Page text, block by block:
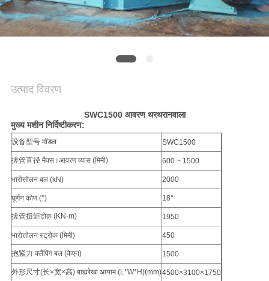
साइटमैप
उत्पाद विवरण
SWC1500 आवरण थरथरानवाला
मुख्य मशीन निर्दिष्टीकरण:
设备型号 मॉडल SWC1500
搓管直径 मैक्स।आवरण व्यास (मिमी) 600 ~ 1500
भारोत्तोलन बल (kN) 2000
घूर्णन कोण (°) 18°
搓管扭矩टोक़ (KN·m) 1950
भारोत्तोलन स्ट्रोक (मिमी) 450
抱紧力 क्लैंपिंग बल (केएन) 1500
外形尺寸(长×宽×高) बाह्यरेखा आयाम (L*W*H)(mm)4500×3100×1750